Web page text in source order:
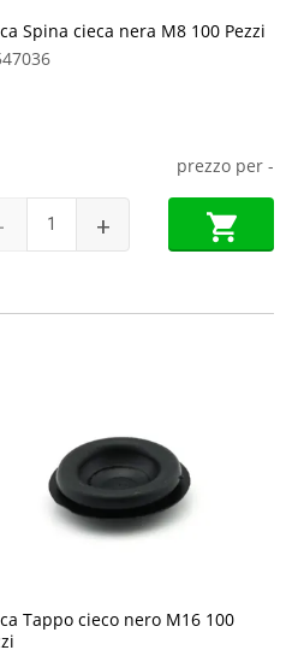
Spina cieca nera M8 100 Pezzi
prezzo per -
+
Tappo cieco nero M16 100